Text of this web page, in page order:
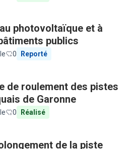
photovoltaïque et à
publics
0 Reporté
de roulement des pistes
de Garonne
0 Réalisé
de la piste